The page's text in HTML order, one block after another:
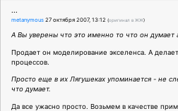
...
metanymous 27 октября 2007, 13:12 (оригинал в ЖЖ)
А Вы уверены что это именно то что он думает
Продает он моделирование экселенса. А
процессов.
Просто еще в их Лягушеках упоминается - не
что думает.
Да все ужасно просто. Возьмем в качестве